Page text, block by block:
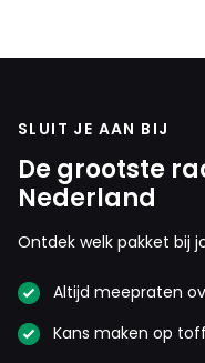
Dit bericht is aangepast
2 november 2025
Fernando is
meester in het
SLUIT JE AAN BIJ
De grootste
Nederland
Ontdek welk pakket bij
Altijd meepraten
Kans maken op